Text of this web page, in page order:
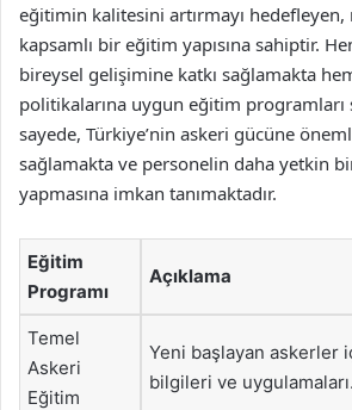
eğitimin kalitesini artırmayı
kapsamlı bir eğitim yapısına sahiptir.
bireysel gelişimine katkı sağlamakta
politikalarına uygun eğitim programları
sayede, Türkiye’nin askeri gücüne
sağlamakta ve personelin daha yetkin
yapmasına imkan tanımaktadır.
Eğitim
Programı
Açıklama
Temel
Askeri
Eğitim
Yeni başlayan askerler
bilgileri ve uygulamaları.